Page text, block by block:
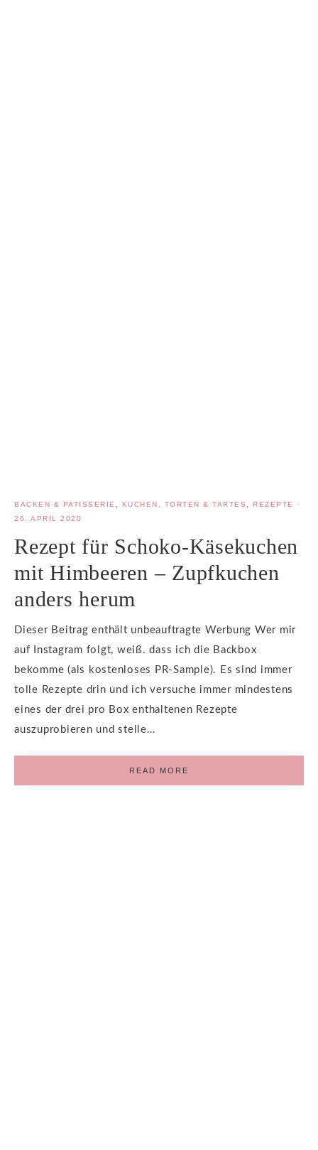
BACKEN & PATISSERIE KUCHEN, TORTEN & TARTES REZEPTE
·
26. APRIL 2020
Rezept für Schoko-Käsekuchen
mit Himbeeren – Zupfkuchen
anders herum
Dieser Beitrag enthält unbeauftragte Werbung Wer mir
auf Instagram folgt, weiß. dass ich die Backbox
bekomme (als kostenloses PR-Sample). Es sind immer
tolle Rezepte drin und ich versuche immer mindestens
eines der drei pro Box enthaltenen Rezepte
auszuprobieren und stelle…
READ MORE